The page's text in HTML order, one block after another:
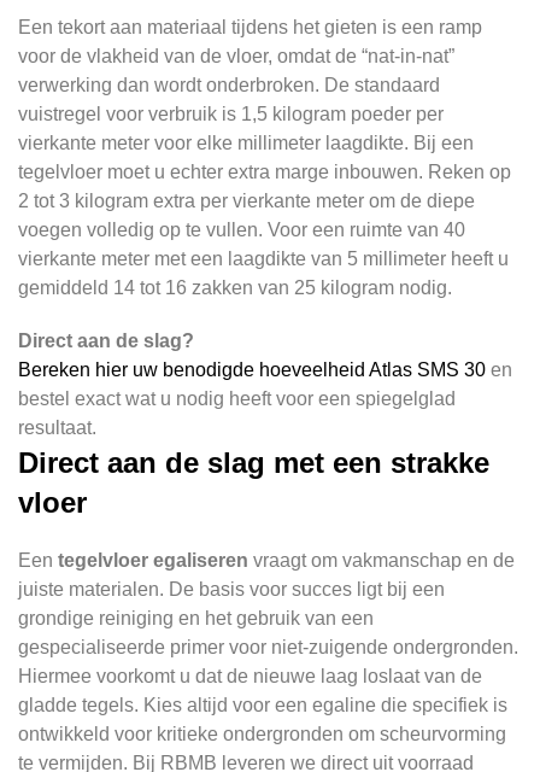
Een tekort aan materiaal tijdens het gieten is een ramp
voor de vlakheid van de vloer, omdat de “nat-in-nat”
verwerking dan wordt onderbroken. De standaard
vuistregel voor verbruik is 1,5 kilogram poeder per
vierkante meter voor elke millimeter laagdikte. Bij een
tegelvloer moet u echter extra marge inbouwen. Reken op
2 tot 3 kilogram extra per vierkante meter om de diepe
voegen volledig op te vullen. Voor een ruimte van 40
vierkante meter met een laagdikte van 5 millimeter heeft u
gemiddeld 14 tot 16 zakken van 25 kilogram nodig.
Direct aan de slag?
Bereken hier uw benodigde hoeveelheid Atlas SMS 30 en
bestel exact wat u nodig heeft voor een spiegelglad
resultaat.
Direct aan de slag met een strakke
vloer
Een tegelvloer egaliseren vraagt om vakmanschap en de
juiste materialen. De basis voor succes ligt bij een
grondige reiniging en het gebruik van een
gespecialiseerde primer voor niet-zuigende ondergronden.
Hiermee voorkomt u dat de nieuwe laag loslaat van de
gladde tegels. Kies altijd voor een egaline die specifiek is
ontwikkeld voor kritieke ondergronden om scheurvorming
te vermijden. Bij RBMB leveren we direct uit voorraad